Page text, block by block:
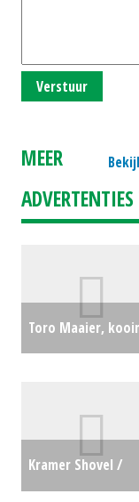
Verstuur
MEER
Toro Maaier,
Kramer Shovel /